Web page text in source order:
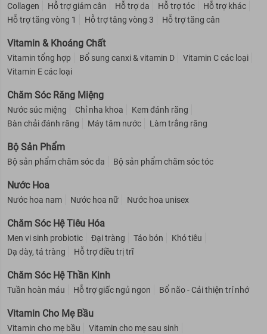
Collagen Hỗ trợ giảm cân Hỗ trợ da Hỗ trợ tóc
Hỗ trợ khác
Hỗ trợ tăng vòng 1
Hỗ trợ tăng vòng 3 Hỗ trợ tăng cân
Vitamin & Khoáng Chất
Vitamin tổng hợp Bổ sung canxi & vitamin D
Vitamin C các loại
Vitamin E các loại
Chăm Sóc Răng Miệng
Nước súc miệng Chỉ nha khoa
Kem đánh răng
Bàn chải đánh răng
Máy tăm nước Làm trắng răng
Bộ Sản Phẩm
Bộ sản phẩm chăm sóc da Bộ sản phẩm chăm sóc tóc
Nước Hoa
Nước hoa nam Nước hoa nữ Nước hoa unisex
Chăm Sóc Hệ Tiêu Hóa
Men vi sinh probiotic Đại tràng Táo bón
Khó tiêu
Dạ dày, tá tràng
Hỗ trợ điều trị trĩ
Chăm Sóc Hệ Thần Kinh
Tuần hoàn máu Hỗ trợ giấc ngủ ngon Bổ não - Cải thiện trí nhớ
Vitamin Cho Mẹ Bầu
Vitamin cho mẹ bầu
Vitamin cho mẹ sau sinh